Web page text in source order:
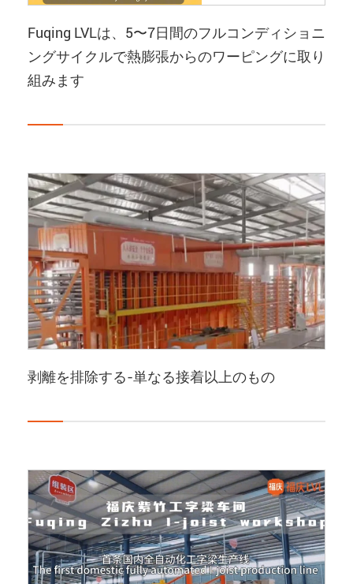
Fuqing LVLは、5〜7日間のフルコンディショニ
ングサイクルで熱膨張からのワーピングに取り
組みます
剥離を排除する-単なる接着以上のもの